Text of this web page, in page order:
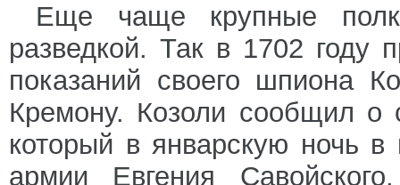
Еще чаще крупные
разведкой. Так в 1702 году
показаний своего шпиона
Кремону. Козоли сообщил о
который в январскую ночь в
армии Евгения